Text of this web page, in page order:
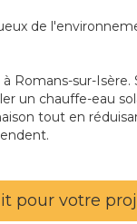
de
sur-
un chauffe-eau
tout en
pour votre